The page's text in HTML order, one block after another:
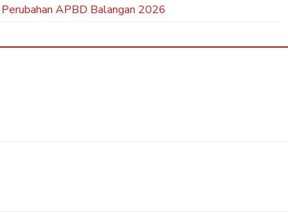
APBD Balangan 2026